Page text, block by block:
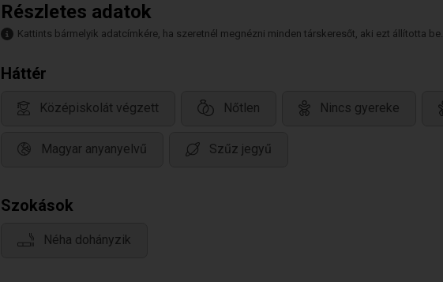
Részletes adatok
Kattints bármelyik adatcímkére, ha szeretnél megnézni minden társkeresőt, aki ezt állította be.
Háttér
Középiskolát végzett Nőtlen Nincs gyereke
Magyar anyanyelvű Szűz jegyű
Szokások
Néha dohányzik